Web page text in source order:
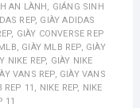
AN LÀNH , GIÁNG SINH
REP, GIÀY ADIDAS
, GIÀY CONVERSE REP
, GIÀY MLB REP, GIÀY
NIKE REP, GIÀY NIKE
VANS REP, GIÀY VANS
REP 11 , NIKE REP, NIKE
11